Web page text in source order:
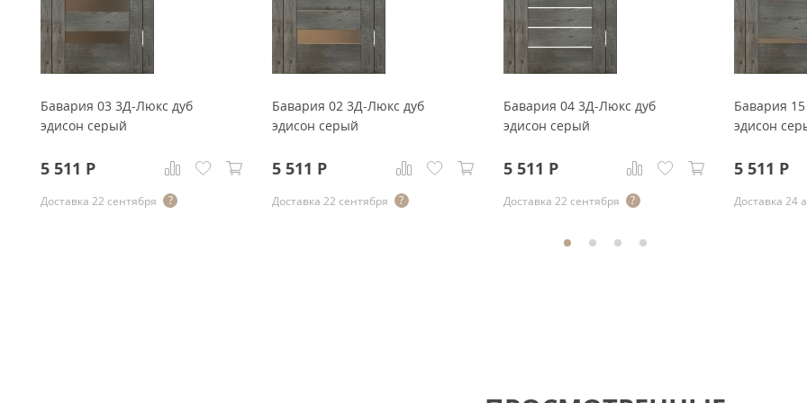
Бавария 03 3Д-Люкс дуб
эдисон серый
5 511 Р
Доставка 22 сентября
Бавария 02 3Д-Люкс дуб
эдисон серый
5 511 Р
Доставка 22 сентября
Бавария 04 3Д-Люкс дуб
эдисон серый
5 511 Р
Доставка 22 сентября
Бавария
эдисон
5 511 Р
Доставка 24